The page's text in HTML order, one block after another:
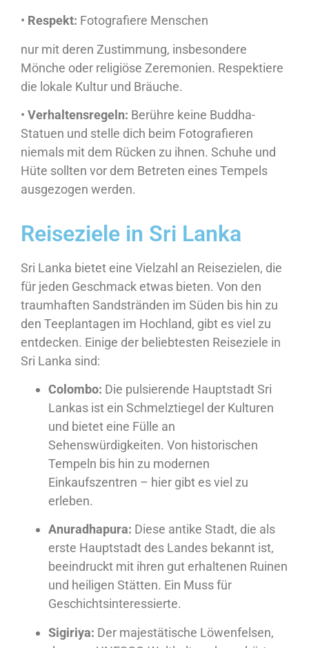
• Respekt: Fotografiere Menschen
nur mit deren Zustimmung, insbesondere
Mönche oder religiöse Zeremonien. Respektiere
die lokale Kultur und Bräuche.
• Verhaltensregeln: Berühre keine Buddha-
Statuen und stelle dich beim Fotografieren
niemals mit dem Rücken zu ihnen. Schuhe und
Hüte sollten vor dem Betreten eines Tempels
ausgezogen werden.
Reiseziele in Sri Lanka
Sri Lanka bietet eine Vielzahl an Reisezielen, die
für jeden Geschmack etwas bieten. Von den
traumhaften Sandstränden im Süden bis hin zu
den Teeplantagen im Hochland, gibt es viel zu
entdecken. Einige der beliebtesten Reiseziele in
Sri Lanka sind:
Colombo: Die pulsierende Hauptstadt Sri
Lankas ist ein Schmelztiegel der Kulturen
und bietet eine Fülle an
Sehenswürdigkeiten. Von historischen
Tempeln bis hin zu modernen
Einkaufszentren – hier gibt es viel zu
erleben.
Anuradhapura: Diese antike Stadt, die als
erste Hauptstadt des Landes bekannt ist,
beeindruckt mit ihren gut erhaltenen Ruinen
und heiligen Stätten. Ein Muss für
Geschichtsinteressierte.
Sigiriya: Der majestätische Löwenfelsen,